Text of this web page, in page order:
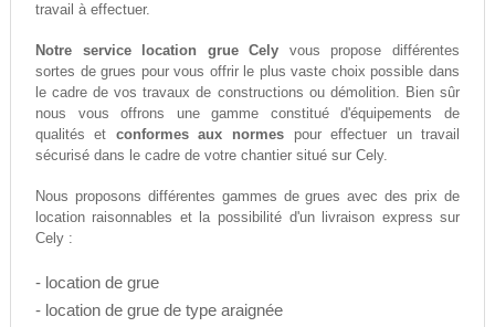
travail à effectuer.
Notre service location grue Cely vous propose différentes
sortes de grues pour vous offrir le plus vaste choix possible dans
le cadre de vos travaux de constructions ou démolition. Bien sûr
nous vous offrons une gamme constitué d'équipements de
qualités et conformes aux normes pour effectuer un travail
sécurisé dans le cadre de votre chantier situé sur Cely.
Nous proposons différentes gammes de grues avec des prix de
location raisonnables et la possibilité d'un livraison express sur
Cely :
- location de grue
- location de grue de type araignée